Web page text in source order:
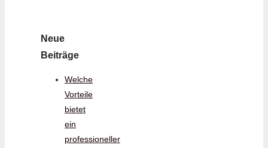
Neue
Beiträge
Welche
Vorteile
bietet
ein
professioneller